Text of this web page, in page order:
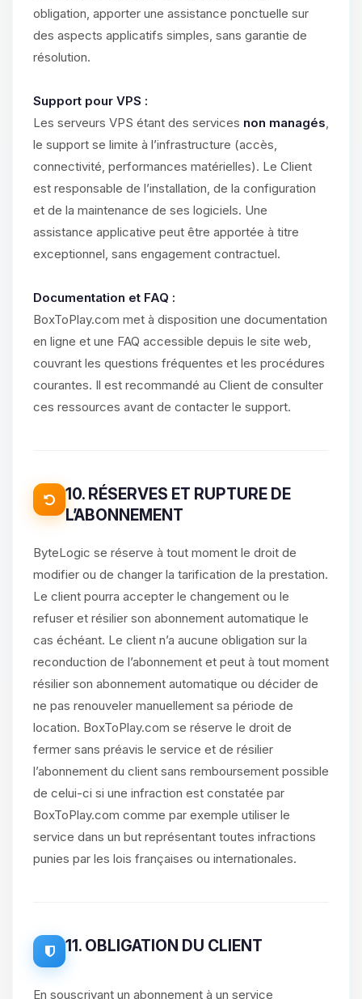
obligation, apporter une assistance ponctuelle sur
des aspects applicatifs simples, sans garantie de
résolution.
Support pour VPS :
Les serveurs VPS étant des services non managés,
le support se limite à l’infrastructure (accès,
connectivité, performances matérielles). Le Client
est responsable de l’installation, de la configuration
et de la maintenance de ses logiciels. Une
assistance applicative peut être apportée à titre
exceptionnel, sans engagement contractuel.
Documentation et FAQ :
BoxToPlay.com met à disposition une documentation
en ligne et une FAQ accessible depuis le site web,
couvrant les questions fréquentes et les procédures
courantes. Il est recommandé au Client de consulter
ces ressources avant de contacter le support.
10. RÉSERVES ET RUPTURE DE
L’ABONNEMENT
ByteLogic se réserve à tout moment le droit de
modifier ou de changer la tarification de la prestation.
Le client pourra accepter le changement ou le
refuser et résilier son abonnement automatique le
cas échéant. Le client n’a aucune obligation sur la
reconduction de l’abonnement et peut à tout moment
résilier son abonnement automatique ou décider de
ne pas renouveler manuellement sa période de
location. BoxToPlay.com se réserve le droit de
fermer sans préavis le service et de résilier
l’abonnement du client sans remboursement possible
de celui-ci si une infraction est constatée par
BoxToPlay.com comme par exemple utiliser le
service dans un but représentant toutes infractions
punies par les lois françaises ou internationales.
11. OBLIGATION DU CLIENT
En souscrivant un abonnement à un service